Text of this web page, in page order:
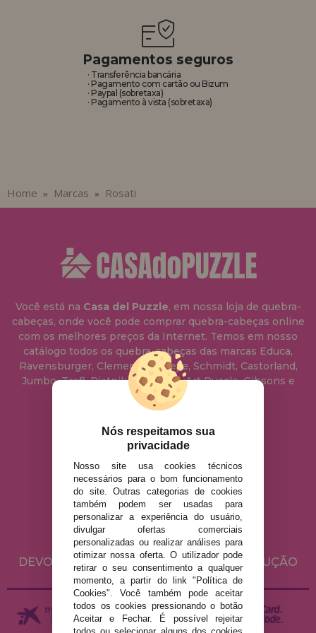
REGISTRO DE REVENDEDOR
Pagamentos seguros
· Transferência bancária
· Pagamento com cartão ou Bizum
· Paypal (sobretaxa)
· Pagamento à vista (sobretaxa)
Home » Marcas » Rosati
Você está na Casa del Puzzle, em nossa loja de quebra-
cabeças, onde você pode comprar quebra-cabeças online
com os melhores preços da Internet. Temos em nosso
catálogo todos os quebra-cabeças das marcas Educa,
Ravensburger, Clementoni, Heye, Schmidt, Castorland,
Jumbo, Trefl, Piatnik, Anatolian, Art Puzzle, Gibsons e
muito mais.
info@casadopuzzle.pt
AVISO LEGAL
POLÍTICA DE PRIVACIDADE
POLÍTICA DE COOKIES
ENVIO E DEVOLUÇÕES
DEVOLUÇÕES / DIREITO DE LIVRE RESOLUÇÃO
Nós respeitamos sua
privacidade
Nosso site usa cookies técnicos
necessários para o bom funcionamento
do site. Outras categorias de cookies
também podem ser usadas para
personalizar a experiência do usuário,
divulgar ofertas comerciais
personalizadas ou realizar análises para
otimizar nossa oferta. O utilizador pode
retirar o seu consentimento a qualquer
momento, a partir do link "Política de
Cookies". Você também pode aceitar
todos os cookies pressionando o botão
Aceitar e Fechar. É possível rejeitar